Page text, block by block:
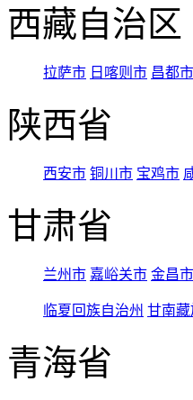
西藏自治区
拉萨市 日喀则市 昌都市
陕西省
西安市 铜川市 宝鸡市
甘肃省
兰州市 嘉峪关市 金昌市
临夏回族自治州 甘南藏
青海省